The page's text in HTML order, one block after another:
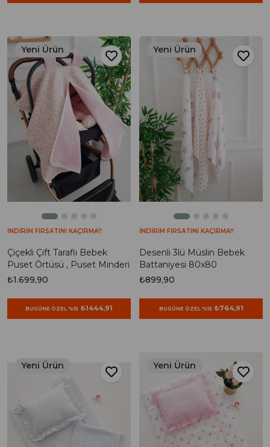
Çiçekli Çift Taraflı Bebek
Puset Örtüsü , Puset Minderi
₺1.699,90
BUGÜNE ÖZEL %15 ₺1444,91
İNDİRİM FIRSATINI KAÇIRMA!!
Yeni Ürün
Desenli 3lü Müslin Bebek
Battaniyesi 80x80
₺899,90
BUGÜNE ÖZEL %15 ₺764,91
İNDİRİM FIRSATINI KAÇIRMA!!
Yeni Ürün
Yeni Ürün Yeni Ürün